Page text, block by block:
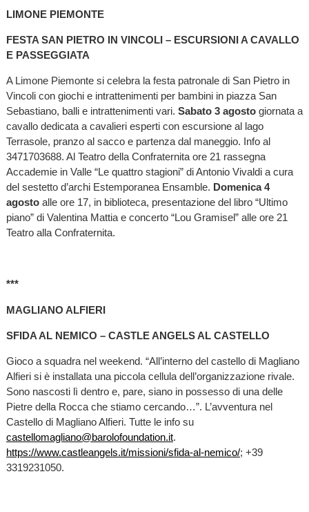
LIMONE PIEMONTE
FESTA SAN PIETRO IN VINCOLI – ESCURSIONI A CAVALLO
E PASSEGGIATA
A Limone Piemonte si celebra la festa patronale di San Pietro in
Vincoli con giochi e intrattenimenti per bambini in piazza San
Sebastiano, balli e intrattenimenti vari. Sabato 3 agostogiornata a
cavallo dedicata a cavalieri esperti con escursione al lago
Terrasole, pranzo al sacco e partenza dal maneggio. Info al
3471703688. Al Teatro della Confraternita ore 21 rassegna
Accademie in Valle “Le quattro stagioni” di Antonio Vivaldi a cura
del sestetto d’archi Estemporanea Ensamble. Domenica 4
agostoalle ore 17, in biblioteca, presentazione del libro “Ultimo
piano” di Valentina Mattia e concerto “Lou Gramisel” alle ore 21
Teatro alla Confraternita.
***
MAGLIANO ALFIERI
SFIDA AL NEMICO – CASTLE ANGELS AL CASTELLO
Gioco a squadra nel weekend. “All’interno del castello di Magliano
Alfieri si è installata una piccola cellula dell’organizzazione rivale.
Sono nascosti lì dentro e, pare, siano in possesso di una delle
Pietre della Rocca che stiamo cercando…”. L’avventura nel
Castello di Magliano Alfieri. Tutte le info su
castellomagliano@barolofoundation.it.
https://www.castleangels.it/missioni/sfida-al-nemico/; +39
3319231050.